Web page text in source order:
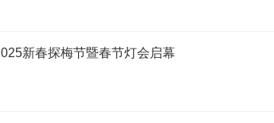
新春探梅节暨春节灯会启幕